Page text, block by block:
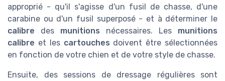
approprié - qu'il s'agisse d'un fusil de chasse, d'une
carabine ou d'un fusil superposé - et à déterminer le
calibre des munitions nécessaires. Les munitions
calibre et les cartouches doivent être sélectionnées
en fonction de votre chien et de votre style de chasse.
Ensuite, des sessions de dressage régulières sont